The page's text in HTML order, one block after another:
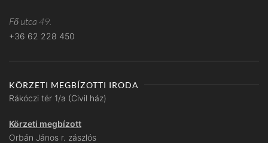
Fő utca 49.
+36 62 228 450
KÖRZETI MEGBÍZOTTI IRODA
Rákóczi tér 1/a (Civil ház)
Körzeti megbízott
Orbán János r. zászlós